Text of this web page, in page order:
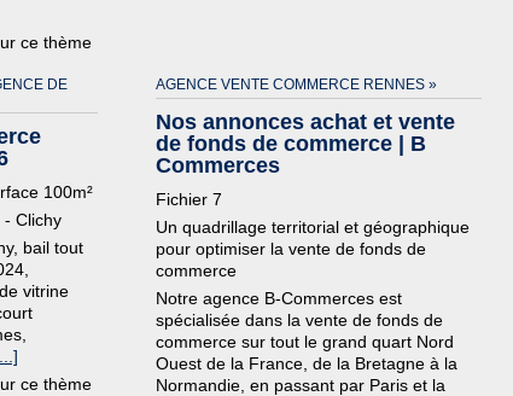
ce thème
DE
100m²
- Clichy
bail tout
vitrine
ce thème
AGENCE VENTE COMMERCE RENNES »
Nos annonces achat et vente
de fonds de commerce | B
Commerces
Fichier 7
Un quadrillage territorial et géographique
pour optimiser la vente de fonds de
commerce
Notre agence B-Commerces est
spécialisée dans la vente de fonds de
commerce sur tout le grand quart Nord
Ouest de la France, de la Bretagne à la
Normandie, en passant par Paris et la